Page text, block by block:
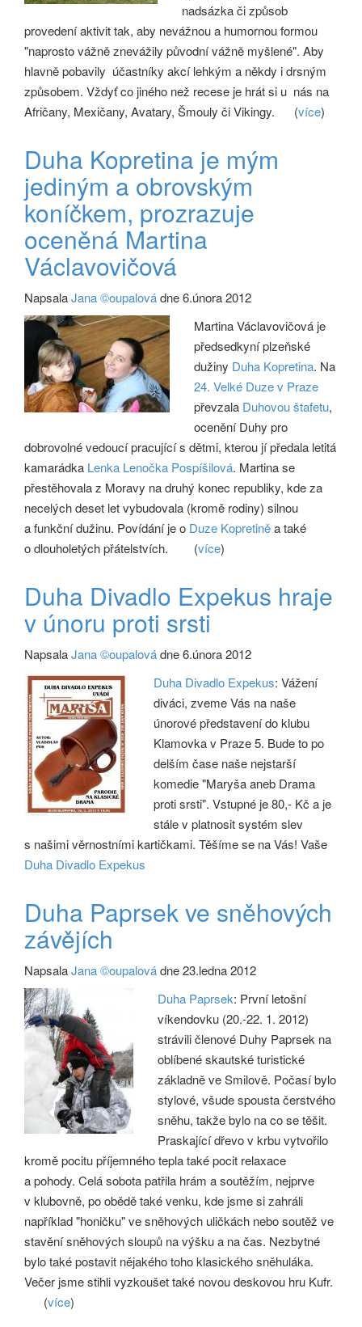
nadsázka či způsob
provedení aktivit tak, aby nevážnou a humornou formou
"naprosto vážně znevážily původní vážně myšlené". Aby
hlavně pobavily účastníky akcí lehkým a někdy i drsným
způsobem. Vždyť co jiného než recese je hrát si u nás na
Afričany, Mexičany, Avatary, Šmouly či Vikingy.
(více)
Duha Kopretina je mým
jediným a obrovským
koníčkem, prozrazuje
oceněná Martina
Václavovičová
NapsalaJana ©oupalovádne 6.února 2012
Martina Václavovičová je
předsedkyní plzeňské
dužiny Duha Kopretina. Na
24. Velké Duze v Praze
převzala Duhovou štafetu,
ocenění Duhy pro
dobrovolné vedoucí pracující s dětmi, kterou jí předala letitá
kamarádka Lenka Lenočka Pospíšilová. Martina se
přestěhovala z Moravy na druhý konec republiky, kde za
necelých deset let vybudovala (kromě rodiny) silnou
a funkční dužinu. Povídání je o Duze Kopretiněa také
o dlouholetých přátelstvích.
(více)
Duha Divadlo Expekus hraje
v únoru proti srsti
NapsalaJana ©oupalovádne 6.února 2012
Duha Divadlo Expekus: Vážení
diváci, zveme Vás na naše
únorové představení do klubu
Klamovka v Praze 5. Bude to po
delším čase naše nejstarší
komedie "Maryša aneb Drama
proti srsti". Vstupné je 80,- Kč a je
stále v platnosit systém slev
s našimi věrnostními kartičkami. Těšíme se na Vás! Vaše
Duha Divadlo Expekus
Duha Paprsek ve sněhových
závějích
NapsalaJana ©oupalovádne 23.ledna 2012
Duha Paprsek: První letošní
víkendovku (20.-22. 1. 2012)
strávili členové Duhy Paprsek na
oblíbené skautské turistické
základně ve Smilově. Počasí bylo
stylové, všude spousta čerstvého
sněhu, takže bylo na co se těšit.
Praskající dřevo v krbu vytvořilo
kromě pocitu příjemného tepla také pocit relaxace
a pohody. Celá sobota patřila hrám a soutěžím, nejprve
v klubovně, po obědě také venku, kde jsme si zahráli
například "honičku" ve sněhových uličkách nebo soutěž ve
stavění sněhových sloupů na výšku a na čas. Nezbytné
bylo také postavit nějakého toho klasického sněhuláka.
Večer jsme stihli vyzkoušet také novou deskovou hru Kufr.
(více)